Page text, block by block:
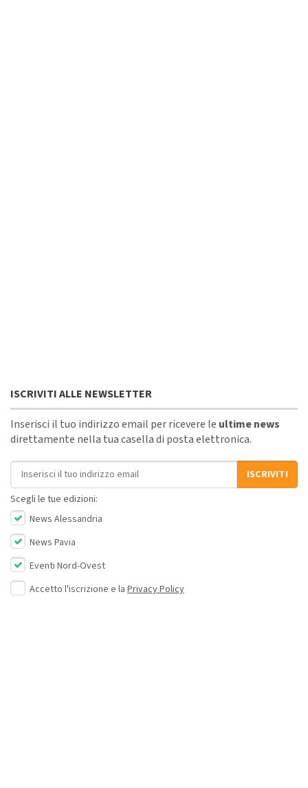
ISCRIVITI ALLE NEWSLETTER
Inserisci il tuo indirizzo email per ricevere le ultime news
direttamente nella tua casella di posta elettronica.
Indirizzo email
ISCRIVITI
Scegli le tue edizioni:
News Alessandria
News Pavia
Eventi Nord-Ovest
Accetto l'iscrizione e la Privacy Policy